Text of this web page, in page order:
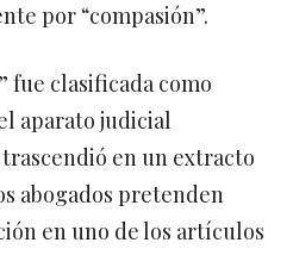
por “compasión”.
fue clasificada como
aparato judicial
en un extracto
abogados pretenden
en uno de los artículos